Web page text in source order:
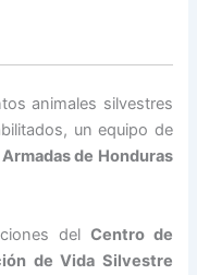
animales silvestres
un equipo de
de Honduras
del Centro de
de Vida Silvestre